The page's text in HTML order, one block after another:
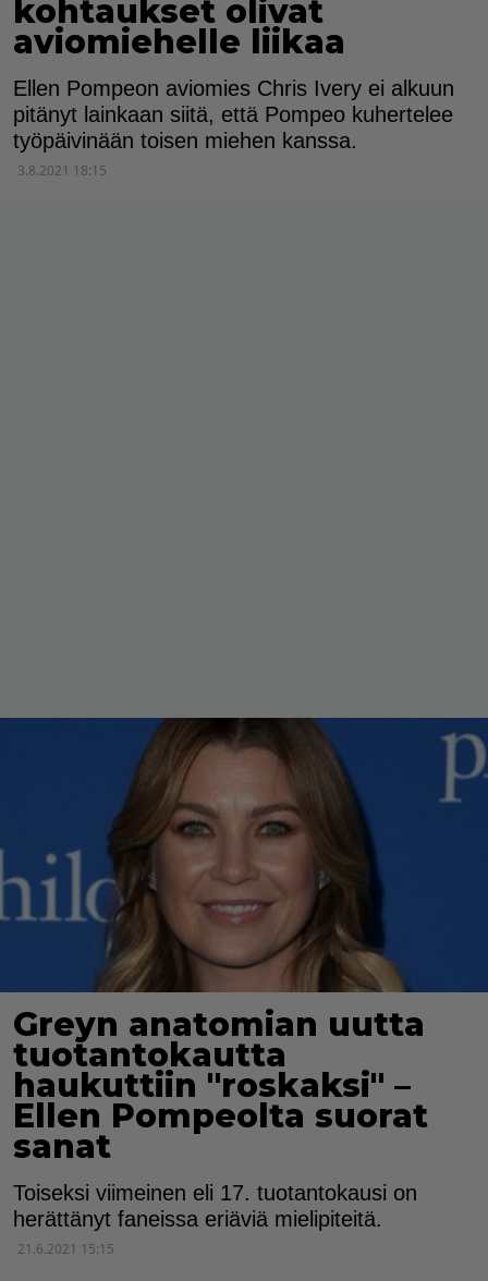
kohtaukset olivat
aviomiehelle liikaa
Ellen Pompeon aviomies Chris Ivery ei alkuun
pitänyt lainkaan siitä, että Pompeo kuhertelee
työpäivinään toisen miehen kanssa.
3.8.2021 18:15
Greyn anatomian uutta
tuotantokautta
haukuttiin "roskaksi" –
Ellen Pompeolta suorat
sanat
Toiseksi viimeinen eli 17. tuotantokausi on
herättänyt faneissa eriäviä mielipiteitä.
21.6.2021 15:15